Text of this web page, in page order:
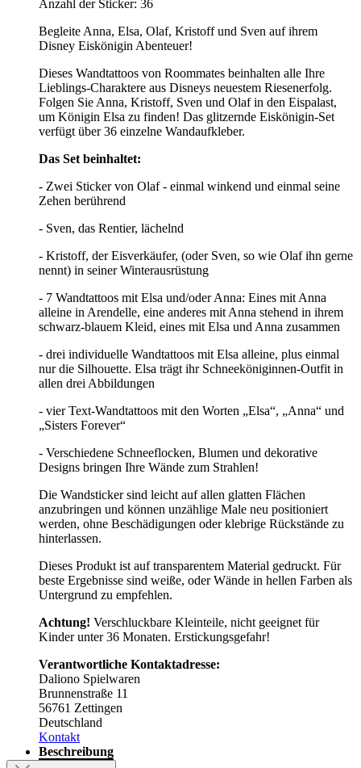
Anzahl der Sticker: 36
Begleite Anna, Elsa, Olaf, Kristoff und Sven auf ihrem
Disney Eiskönigin Abenteuer!
Dieses Wandtattoos von Roommates beinhalten alle Ihre
Lieblings-Charaktere aus Disneys neuestem Riesenerfolg.
Folgen Sie Anna, Kristoff, Sven und Olaf in den Eispalast,
um Königin Elsa zu finden! Das glitzernde Eiskönigin-Set
verfügt über 36 einzelne Wandaufkleber.
Das Set beinhaltet:
- Zwei Sticker von Olaf - einmal winkend und einmal seine
Zehen berührend
- Sven, das Rentier, lächelnd
- Kristoff, der Eisverkäufer, (oder Sven, so wie Olaf ihn gerne
nennt) in seiner Winterausrüstung
- 7 Wandtattoos mit Elsa und/oder Anna: Eines mit Anna
alleine in Arendelle, eine anderes mit Anna stehend in ihrem
schwarz-blauem Kleid, eines mit Elsa und Anna zusammen
- drei individuelle Wandtattoos mit Elsa alleine, plus einmal
nur die Silhouette. Elsa trägt ihr Schneeköniginnen-Outfit in
allen drei Abbildungen
- vier Text-Wandtattoos mit den Worten „Elsa“, „Anna“ und
„Sisters Forever“
- Verschiedene Schneeflocken, Blumen und dekorative
Designs bringen Ihre Wände zum Strahlen!
Die Wandsticker sind leicht auf allen glatten Flächen
anzubringen und können unzählige Male neu positioniert
werden, ohne Beschädigungen oder klebrige Rückstände zu
hinterlassen.
Dieses Produkt ist auf transparentem Material gedruckt. Für
beste Ergebnisse sind weiße, oder Wände in hellen Farben als
Untergrund zu empfehlen.
Achtung! Verschluckbare Kleinteile, nicht geeignet für
Kinder unter 36 Monaten. Erstickungsgefahr!
Verantwortliche Kontaktadresse:
Daliono Spielwaren
Brunnenstraße 11
56761 Zettingen
Deutschland
Kontakt
Beschreibung